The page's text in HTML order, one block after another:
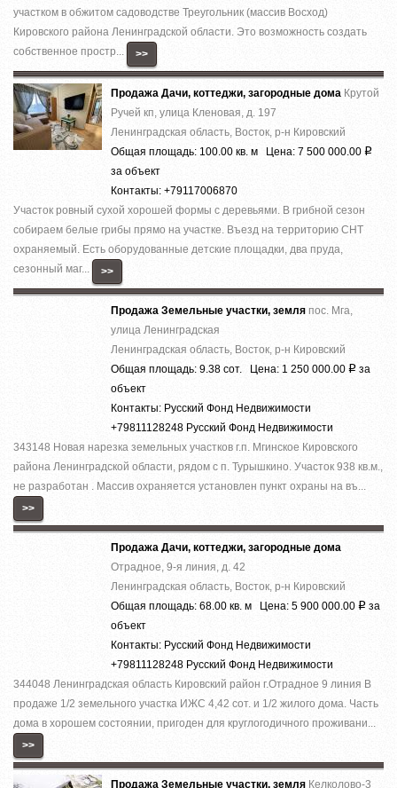
участком в обжитом садоводстве Треугольник (массив Восход)
Кировского района Ленинградской области. Это возможность создать
собственное простр...
>>
Продажа Дачи, коттеджи, загородные дома Крутой
Ручей кп, улица Кленовая, д. 197
Ленинградская область, Восток, р-н Кировский
Общая площадь: 100.00 кв. м Цена: 7 500 000.00 Р
за объект
Контакты: +79117006870
Участок ровный сухой хорошей формы с деревьями. В грибной сезон
собираем белые грибы прямо на участке. Въезд на территорию СНТ
охраняемый. Есть оборудованные детские площадки, два пруда,
сезонный маг...
>>
Продажа Земельные участки, земля пос. Мга,
улица Ленинградская
Ленинградская область, Восток, р-н Кировский
Общая площадь: 9.38 сот. Цена: 1 250 000.00 Р за
объект
Контакты: Русский Фонд Недвижимости
+79811128248 Русский Фонд Недвижимости
343148 Новая нарезка земельных участков г.п. Мгинское Кировского
района Ленинградской области, рядом с п. Турышкино. Участок 938 кв.м.,
не разработан . Массив охраняется установлен пункт охраны на въ...
>>
Продажа Дачи, коттеджи, загородные дома
Отрадное, 9-я линия, д. 42
Ленинградская область, Восток, р-н Кировский
Общая площадь: 68.00 кв. м Цена: 5 900 000.00 Р за
объект
Контакты: Русский Фонд Недвижимости
+79811128248 Русский Фонд Недвижимости
344048 Ленинградская область Кировский район г.Отрадное 9 линия В
продаже 1/2 земельного участка ИЖС 4,42 сот. и 1/2 жилого дома. Часть
дома в хорошем состоянии, пригоден для круглогодичного проживани...
>>
Продажа Земельные участки, земля Келколово-3